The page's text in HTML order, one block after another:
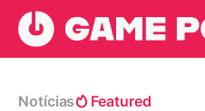
Notícias Featured